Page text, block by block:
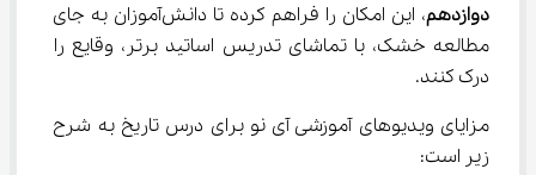
دوازدهم
، این امکان را فراهم کرده تا دانش‌آموزان به جای
مطالعه خشک، با تماشای تدریس اساتید برتر، وقایع را
درک کنند.
مزایای ویدیوهای آموزشی آی نو برای درس تاریخ به شرح
زیر است: